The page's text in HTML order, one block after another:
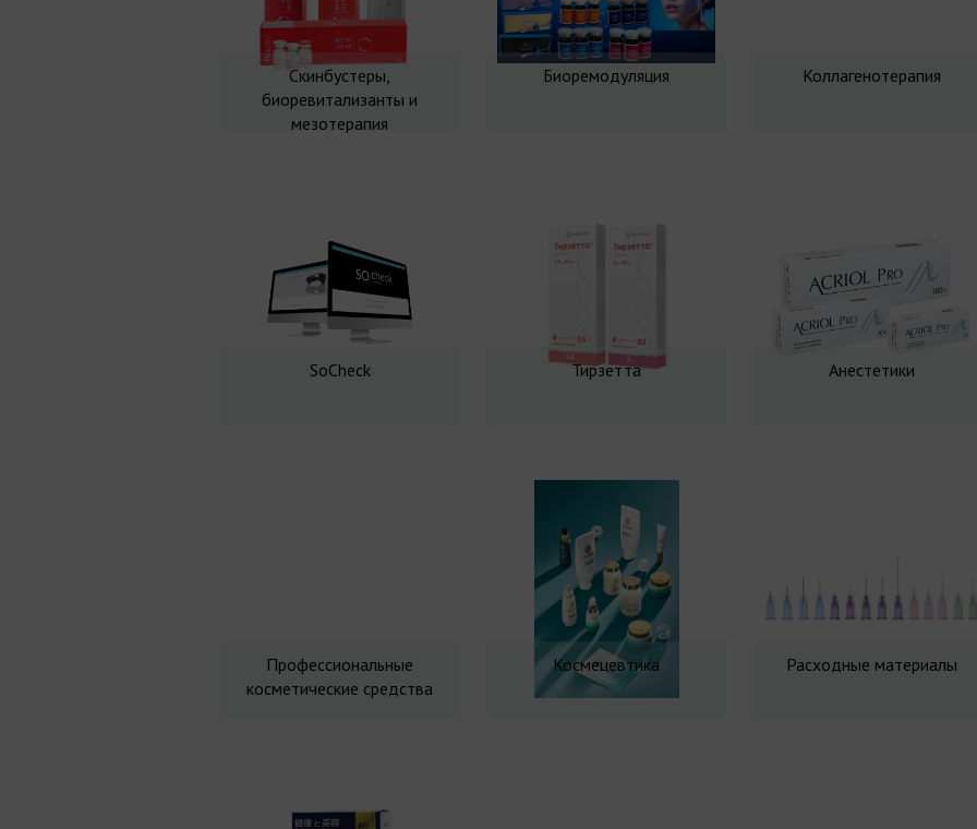
Скинбустеры,
биоревитализанты и
мезотерапия
Биоремодуляция Коллагенотерапия
SoCheck Тирзетта Анестетики
Профессиональные
косметические средства
Космецевтика Расходные материалы